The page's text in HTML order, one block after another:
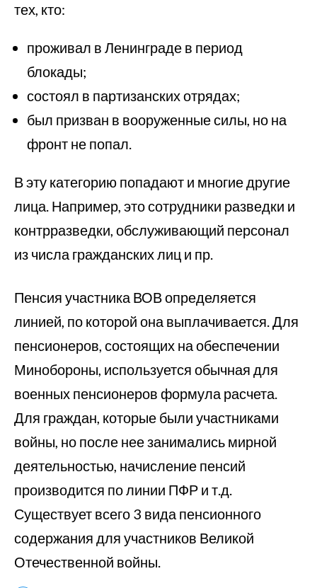
тех, кто:
проживал в Ленинграде в период
блокады;
состоял в партизанских отрядах;
был призван в вооруженные силы, но на
фронт не попал.
В эту категорию попадают и многие другие
лица. Например, это сотрудники разведки и
контрразведки, обслуживающий персонал
из числа гражданских лиц и пр.
Пенсия участника ВОВ определяется
линией, по которой она выплачивается. Для
пенсионеров, состоящих на обеспечении
Минобороны, используется обычная для
военных пенсионеров формула расчета.
Для граждан, которые были участниками
войны, но после нее занимались мирной
деятельностью, начисление пенсий
производится по линии ПФР и т.д.
Существует всего 3 вида пенсионного
содержания для участников Великой
Отечественной войны.